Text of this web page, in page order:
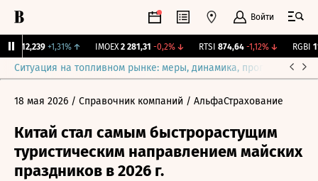
Войти
12,239 +1,31% ↑ IMOEX 2 281,31 -0,2%↓ RTSI 874,64 -1,12%↓ RGBI
Ситуация на топливном рынке: меры, динамика, прогнозы
18 мая 2026 / Справочник компаний / АльфаСтрахование
Китай стал самым быстрорастущим
туристическим направлением майских
праздников в 2026 г.